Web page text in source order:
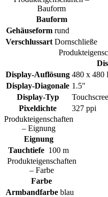
Bauform
Bauform
Gehäuseform rund
Verschlussart Dornschließe
Display-Auflösung 480 x 480
Display-Diagonale 1.5"
Display-Typ
Pixeldichte
327 ppi
Produkteigenschaften
– Eignung
Eignung
Tauchtiefe 100 m
Produkteigenschaften
– Farbe
Farbe
Armbandfarbe blau